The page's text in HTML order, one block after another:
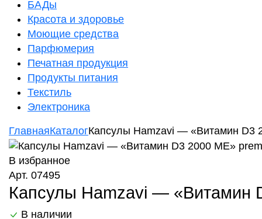
БАДы
Красота и здоровье
Моющие средства
Парфюмерия
Печатная продукция
Продукты питания
Текстиль
Электроника
ГлавнаяКаталогКапсулы Hamzavi — «Витамин D3
В избранное
Арт. 07495
Капсулы Hamzavi — «Витамин
В наличии